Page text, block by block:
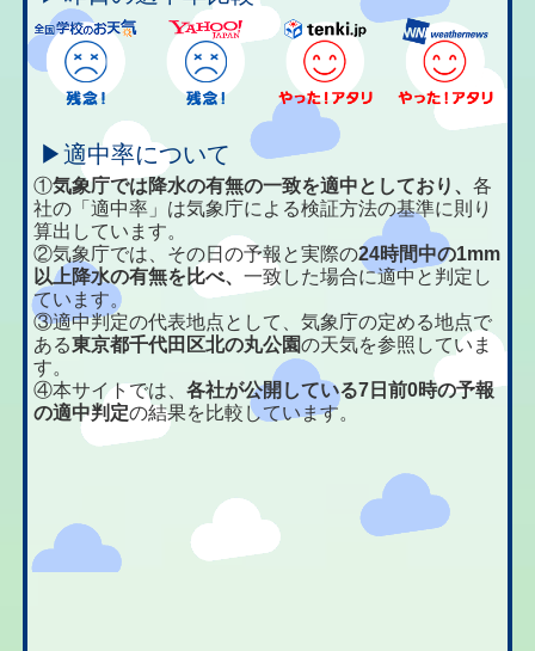
▶適中率について
①気象庁では降水の有無の一致を適中としており、各
社の「適中率」は気象庁による検証方法の基準に則り
算出しています。
②気象庁では、その日の予報と実際の24時間中の1mm
以上降水の有無を比べ、一致した場合に適中と判定し
ています。
③適中判定の代表地点として、気象庁の定める地点で
ある東京都千代田区北の丸公園の天気を参照していま
す。
④本サイトでは、各社が公開している7日前0時の予報
の適中判定の結果を比較しています。